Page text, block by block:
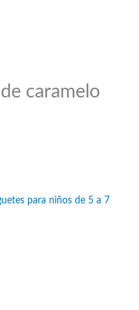
caramelo
para niños de 5 a 7